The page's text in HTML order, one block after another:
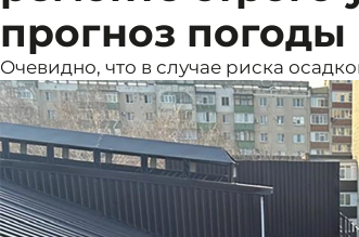
прогноз погоды
Очевидно, что в случае риска